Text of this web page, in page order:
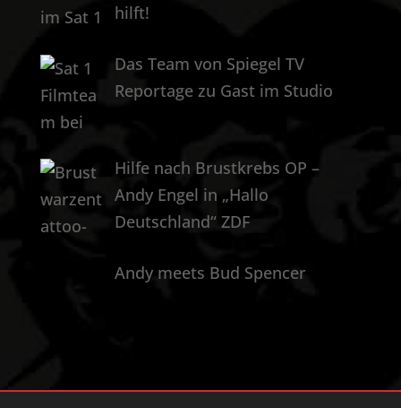
hilft!
Das Team von Spiegel TV
Reportage zu Gast im Studio
Hilfe nach Brustkrebs OP –
Andy Engel in „Hallo
Deutschland“ ZDF
Andy meets Bud Spencer